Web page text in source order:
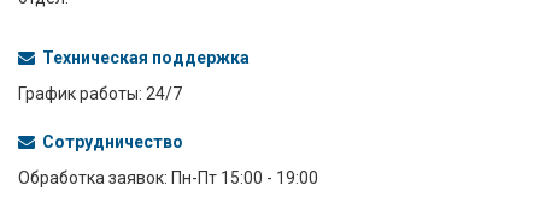
Техническая поддержка
График работы: 24/7
Сотрудничество
Обработка заявок: Пн-Пт 15:00 - 19:00